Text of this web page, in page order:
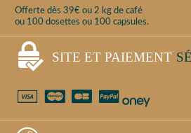
Offerte dès 39€ ou 2 kg de café
ou 100 dosettes ou 100 capsules.
SITE ET PAIEMENT